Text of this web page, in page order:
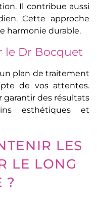
Il contribue aussi
Cette approche
harmonie durable.
le Dr Bocquet
plan de traitement
de vos attentes.
garantir des résultats
esthétiques et
LES
LE LONG
?